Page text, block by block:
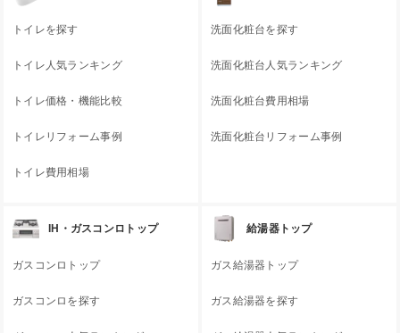
トイレを探す
トイレ人気ランキング
トイレ価格・機能比較
トイレリフォーム事例
トイレ費用相場
洗面化粧台を探す
洗面化粧台人気ランキング
洗面化粧台費用相場
洗面化粧台リフォーム事例
IH・ガスコンロトップ
ガスコンロトップ
ガスコンロを探す
給湯器トップ
ガス給湯器トップ
ガス給湯器を探す